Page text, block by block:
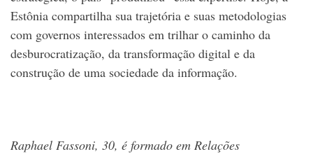
Estônia compartilha sua trajetória e suas metodologias
com governos interessados em trilhar o caminho da
desburocratização, da transformação digital e da
construção de uma sociedade da informação.
Raphael Fassoni, 30, é formado em Relações